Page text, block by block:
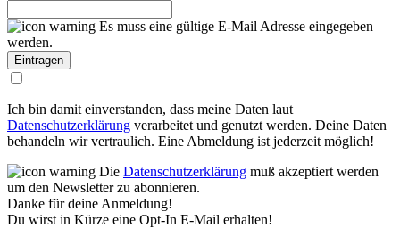
Es muss eine gültige E-Mail Adresse eingegeben
werden.
Ich bin damit einverstanden, dass meine Daten laut
Datenschutzerklärung verarbeitet und genutzt werden. Deine Daten
behandeln wir vertraulich. Eine Abmeldung ist jederzeit möglich!
Die Datenschutzerklärung muß akzeptiert werden
um den Newsletter zu abonnieren.
Danke für deine Anmeldung!
Du wirst in Kürze eine Opt-In E-Mail erhalten!